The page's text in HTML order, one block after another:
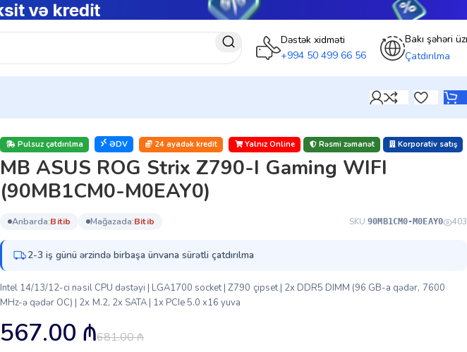
Dəstək xidməti
+994 50 499 66 56
Bakı şəhəri
Çatdırılma
Pulsuz çatdırılma ƏDV 24 ayadək kredit Yalnız Online Rəsmi zəmanət Korporativ satış
MB ASUS ROG Strix Z790-I Gaming WIFI
(90MB1CM0-M0EAY0)
anbarda: bi̇ti̇b mağazada: bi̇ti̇b SKU:90MB1CM0-M0EAY0 403
2-3 iş günü ərzində birbaşa ünvana sürətli çatdırılma
Intel 14/13/12-ci nəsil CPU dəstəyi | LGA1700 socket | Z790 çipset | 2x DDR5 DIMM (96 GB-a qədər, 7600
MHz-ə qədər OC) | 2x M.2, 2x SATA | 1x PCIe 5.0 x16 yuva
681.00₼
567.00 ₼